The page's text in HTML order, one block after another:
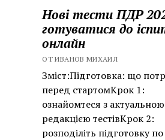
Нові тести ПДР
готуватися до
онлайн
ОТ ИВАНОВ МИХАИЛ
Зміст:Підготовка: що
перед стартомКрок 1:
ознайомтеся з актуальною
редакцією тестівКрок 2:
розподіліть підготовку по